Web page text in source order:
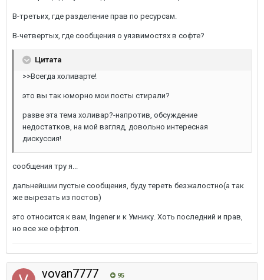
В-третьих, где разделение прав по ресурсам.
В-четвертых, где сообщения о уязвимостях в софте?
Цитата
>>Всегда холиварте!
это вы так юморно мои посты стирали?
разве эта тема холивар?-напротив, обсуждение
недостатков, на мой взгляд, довольно интересная
дискуссия!
сообщения тру я...
дальнейшии пустые сообщения, буду тереть безжалостно(а так
же вырезать из постов)
это относится к вам, Ingener и к Умнику. Хоть последний и прав,
но все же оффтоп.
vovan7777 95